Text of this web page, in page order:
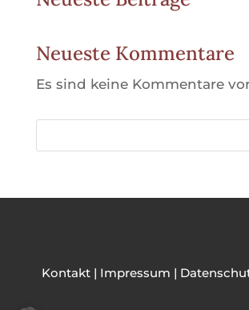
Neueste Kommentare
Es sind keine Kommentare
Kontakt | Impressum |